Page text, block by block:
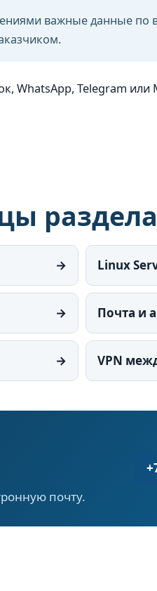
важные данные по
WhatsApp, Telegram или
раздела
→ Linux
→ Почта и
→ VPN
почту.